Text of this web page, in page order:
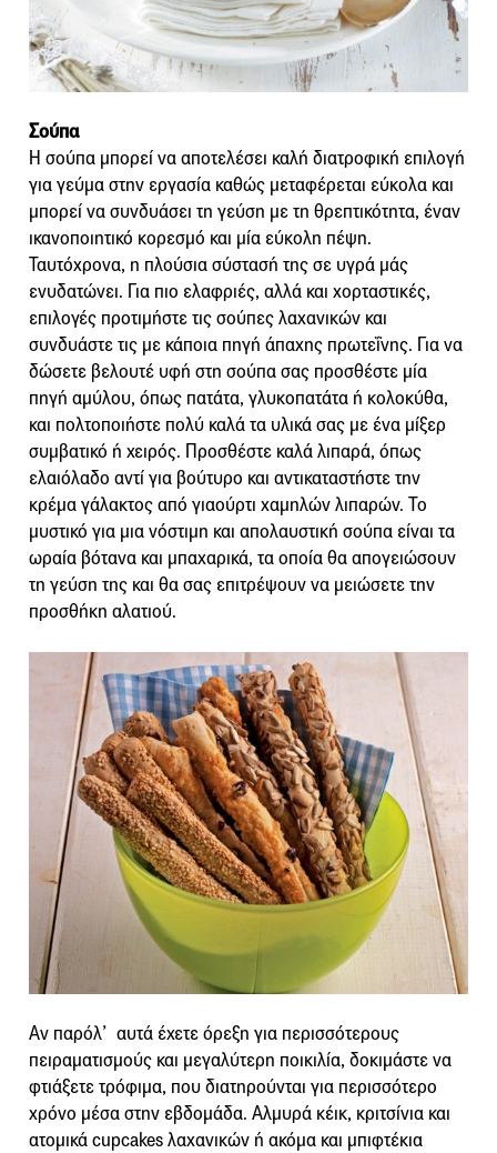
Σούπα
Η σούπα μπορεί να αποτελέσει καλή διατροφική επιλογή
για γεύμα στην εργασία καθώς μεταφέρεται εύκολα και
μπορεί να συνδυάσει τη γεύση με τη θρεπτικότητα, έναν
ικανοποιητικό κορεσμό και μία εύκολη πέψη.
Ταυτόχρονα, η πλούσια σύστασή της σε υγρά μάς
ενυδατώνει. Για πιο ελαφριές, αλλά και χορταστικές,
επιλογές προτιμήστε τις σούπες λαχανικών και
συνδυάστε τις με κάποια πηγή άπαχης πρωτεΐνης. Για να
δώσετε βελουτέ υφή στη σούπα σας προσθέστε μία
πηγή αμύλου, όπως πατάτα, γλυκοπατάτα ή κολοκύθα,
και πολτοποιήστε πολύ καλά τα υλικά σας με ένα μίξερ
συμβατικό ή χειρός. Προσθέστε καλά λιπαρά, όπως
ελαιόλαδο αντί για βούτυρο και αντικαταστήστε την
κρέμα γάλακτος από γιαούρτι χαμηλών λιπαρών. Το
μυστικό για μια νόστιμη και απολαυστική σούπα είναι τα
ωραία βότανα και μπαχαρικά, τα οποία θα απογειώσουν
τη γεύση της και θα σας επιτρέψουν να μειώσετε την
προσθήκη αλατιού.
Αν παρόλ’ αυτά έχετε όρεξη για περισσότερους
πειραματισμούς και μεγαλύτερη ποικιλία, δοκιμάστε να
φτιάξετε τρόφιμα, που διατηρούνται για περισσότερο
χρόνο μέσα στην εβδομάδα. Αλμυρά κέικ, κριτσίνια και
ατομικά cupcakes λαχανικών ή ακόμα και μπιφτέκια